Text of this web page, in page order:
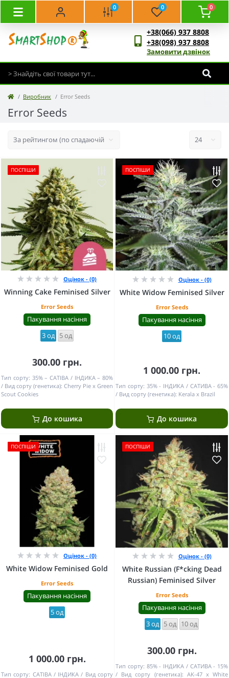
0 0 0
+38(066) 937 8808
+38(098) 937 8808
Замовити дзвінок
Виробник Error Seeds
Error Seeds
ПОСПІШИ
Оцінок - (0)
Winning Cake Feminised Silver
Error Seeds
Пакування насіння
3 од 5 од
300.00 грн.
Тип сорту: 35% – САТІВА / ІНДИКА – 80%
Вид сорту (генетика): Cherry Pie x Green
Scout Cookies
До кошика
ПОСПІШИ
Оцінок - (0)
White Widow Feminised Silver
Error Seeds
Пакування насіння
10 од
1 000.00 грн.
Тип сорту: 35% - ІНДИКА / САТИВА - 65%
Вид сорту (генетика): Kerala x Brazil
До кошика
ПОСПІШИ
Оцінок - (0)
White Widow Feminised Gold
Error Seeds
Пакування насіння
5 од
1 000.00 грн.
Тип сорту: САТІВА / ІНДИКА
Вид сорту
ПОСПІШИ
Оцінок - (0)
White Russian (F*cking Dead
Russian) Feminised Silver
Error Seeds
Пакування насіння
3 од 5 од 10 од
300.00 грн.
Тип сорту: 85% - ІНДИКА / САТИВА - 15%
Вид сорту (генетика): AK-47 x White